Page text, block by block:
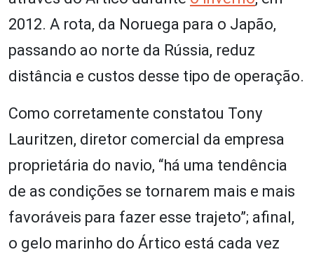
2012. A rota, da Noruega para o Japão,
passando ao norte da Rússia, reduz
distância e custos desse tipo de operação.
Como corretamente constatou Tony
Lauritzen, diretor comercial da empresa
proprietária do navio, “há uma tendência
de as condições se tornarem mais e mais
favoráveis para fazer esse trajeto”; afinal,
o gelo marinho do Ártico está cada vez